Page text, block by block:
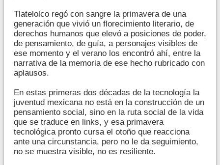
Tlatelolco regó con sangre la primavera de una
generación que vivió un florecimiento literario, de
derechos humanos que elevó a posiciones de poder,
de pensamiento, de guía, a personajes visibles de
ese momento y el verano los encontró ahí, entre la
narrativa de la memoria de ese hecho rubricado con
aplausos.
En estas primeras dos décadas de la tecnología la
juventud mexicana no está en la construcción de un
pensamiento social, sino en la ruta social de la vida
que se traduce en links, y esa primavera
tecnológica pronto cursa el otoño que reacciona
ante una circunstancia, pero no le da seguimiento,
no se muestra visible, no es resiliente.